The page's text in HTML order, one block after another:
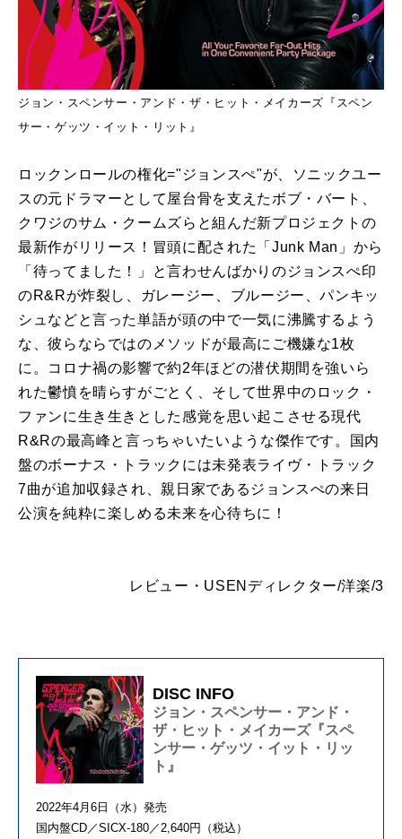
ジョン・スペンサー・アンド・ザ・ヒット・メイカーズ『スペン
サー・ゲッツ・イット・リット』
ロックンロールの権化="ジョンスぺ"が、ソニックユー
スの元ドラマーとして屋台骨を支えたボブ・バート、
クワジのサム・クームズらと組んだ新プロジェクトの
最新作がリリース！冒頭に配された「Junk Man」から
「待ってました！」と言わせんばかりのジョンスぺ印
のR&Rが炸裂し、ガレージー、ブルージー、パンキッ
シュなどと言った単語が頭の中で一気に沸騰するよう
な、彼らならではのメソッドが最高にご機嫌な1枚
に。コロナ禍の影響で約2年ほどの潜伏期間を強いら
れた鬱憤を晴らすがごとく、そして世界中のロック・
ファンに生き生きとした感覚を思い起こさせる現代
R&Rの最高峰と言っちゃいたいような傑作です。国内
盤のボーナス・トラックには未発表ライヴ・トラック
7曲が追加収録され、親日家であるジョンスぺの来日
公演を純粋に楽しめる未来を心待ちに！
レビュー・USENディレクター/洋楽/3
DISC INFO
ジョン・スペンサー・アンド・
ザ・ヒット・メイカーズ『スペ
ンサー・ゲッツ・イット・リッ
ト』
2022年4月6日（水）発売
国内盤CD／SICX-180／2,640円（税込）